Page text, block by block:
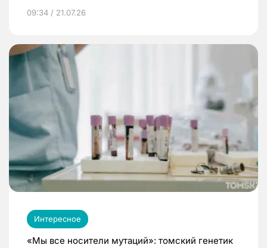
09:34 / 21.07.26
Интересное
«Мы все носители мутаций»: томский генетик